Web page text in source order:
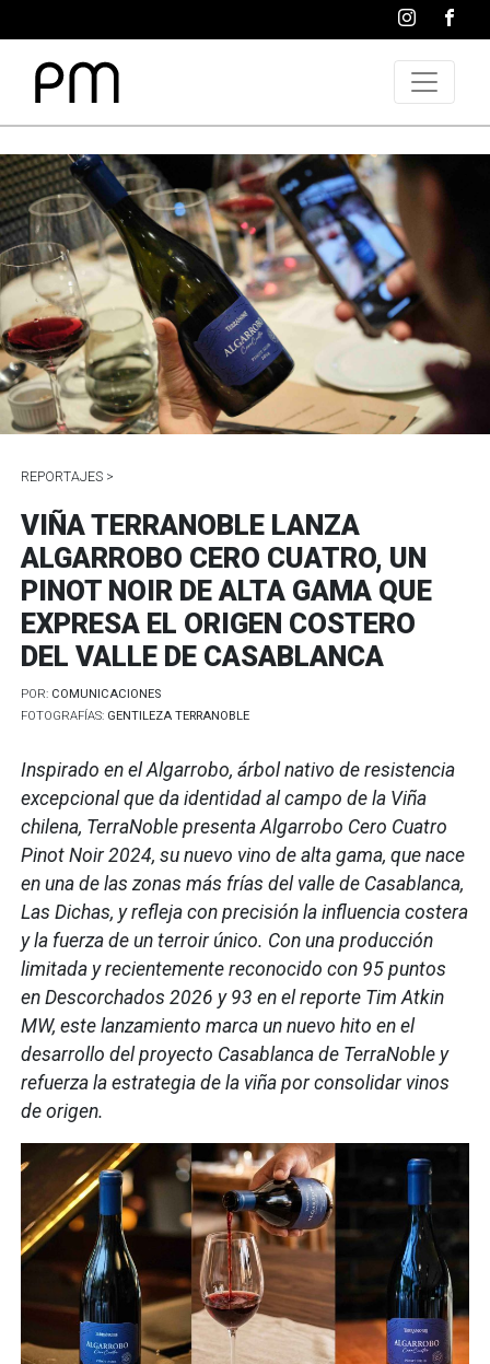
REPORTAJES >
VIÑA TERRANOBLE LANZA
ALGARROBO CERO CUATRO, UN
PINOT NOIR DE ALTA GAMA QUE
EXPRESA EL ORIGEN COSTERO
DEL VALLE DE CASABLANCA
POR: COMUNICACIONES
FOTOGRAFÍAS: GENTILEZA TERRANOBLE
Inspirado en el Algarrobo, árbol nativo de resistencia
excepcional que da identidad al campo de la Viña
chilena, TerraNoble presenta Algarrobo Cero Cuatro
Pinot Noir 2024, su nuevo vino de alta gama, que nace
en una de las zonas más frías del valle de Casablanca,
Las Dichas, y refleja con precisión la influencia costera
y la fuerza de un terroir único. Con una producción
limitada y recientemente reconocido con 95 puntos
en Descorchados 2026 y 93 en el reporte Tim Atkin
MW, este lanzamiento marca un nuevo hito en el
desarrollo del proyecto Casablanca de TerraNoble y
refuerza la estrategia de la viña por consolidar vinos
de origen.